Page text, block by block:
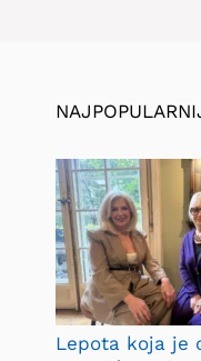
Lepota koja je